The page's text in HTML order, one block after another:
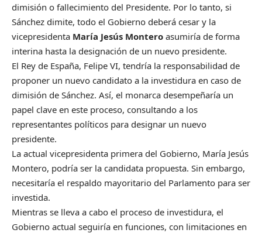
dimisión o fallecimiento del Presidente. Por lo tanto, si
Sánchez dimite, todo el Gobierno deberá cesar y la
vicepresidenta María Jesús Montero asumiría de forma
interina hasta la designación de un nuevo presidente.
El Rey de España, Felipe VI, tendría la responsabilidad de
proponer un nuevo candidato a la investidura en caso de
dimisión de Sánchez. Así, el monarca desempeñaría un
papel clave en este proceso, consultando a los
representantes políticos para designar un nuevo
presidente.
La actual vicepresidenta primera del Gobierno, María Jesús
Montero, podría ser la candidata propuesta. Sin embargo,
necesitaría el respaldo mayoritario del Parlamento para ser
investida.
Mientras se lleva a cabo el proceso de investidura, el
Gobierno actual seguiría en funciones, con limitaciones en